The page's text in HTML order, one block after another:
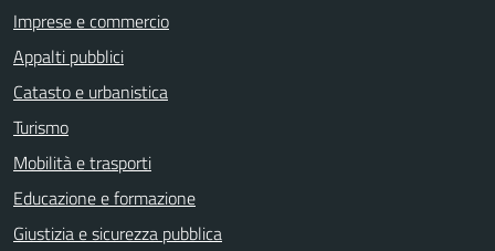
Imprese e commercio
Appalti pubblici
Catasto e urbanistica
Turismo
Mobilità e trasporti
Educazione e formazione
Giustizia e sicurezza pubblica